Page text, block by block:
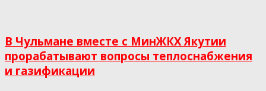
В Чульмане вместе с МинЖКХ Якутии
прорабатывают вопросы теплоснабжения
и газификации